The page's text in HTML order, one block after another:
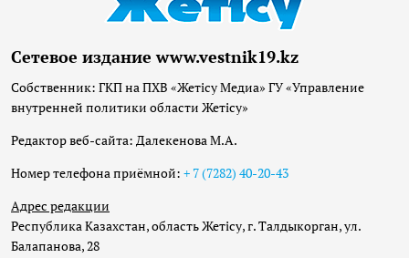
Сетевое издание www.vestnik19.kz
Собственник: ГКП на ПХВ «Жетісу Медиа» ГУ «Управление
внутренней политики области Жетісу»
Редактор веб-сайта: Далекенова М.А.
Номер телефона приёмной: + 7 (7282) 40-20-43
Адрес редакции
Республика Казахстан, область Жетісу, г. Талдыкорган, ул.
Балапанова, 28